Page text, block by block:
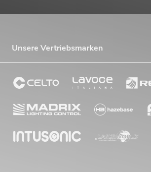
Unsere Vertriebsmarken